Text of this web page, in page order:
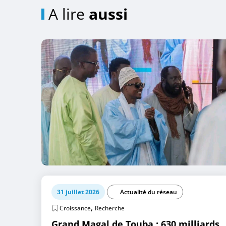
A lire aussi
31 juillet 2026
Actualité du réseau
Croissance, Recherche